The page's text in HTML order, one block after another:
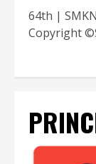
64th |
Copyright